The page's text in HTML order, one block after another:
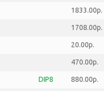
1833.00р.
1708.00р.
20.00р.
470.00р.
DIP8 880.00р.